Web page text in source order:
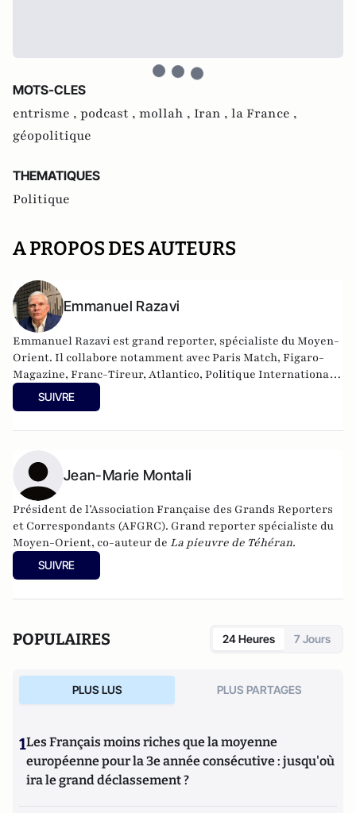
MOTS-CLES
entrisme , podcast , mollah , Iran , la France ,
géopolitique
THEMATIQUES
Politique
A PROPOS DES AUTEURS
Emmanuel Razavi
Emmanuel Razavi est grand reporter, spécialiste du Moyen-
Orient. Il collabore notamment avec Paris Match, Figaro-
Magazine, Franc-Tireur, Atlantico, Politique Internationale,
Écran de Veille et Valeurs Actuelles. Il a réalisé plusieurs
documentaires sur les groupes islamistes au Moyen-Orient,
les ingérences et les réseaux d’espionnage de la République
islamique d’Iran en France et en Europe. Il intervient
régulièrement sur les ondes d’Europe 1, Sud Radio, LCI et
CNews, pour parler du Moyen-Orient et de l’Iran. Il est
diplômé en géopolitique et relations internationales (IEP).
SUIVRE
Jean-Marie Montali
Président de l’Association Française des Grands Reporters
et Correspondants (AFGRC). Grand reporter spécialiste du
Moyen-Orient, co-auteur de La pieuvre de Téhéran.
SUIVRE
POPULAIRES 24 Heures 7 Jours
PLUS LUS PLUS PARTAGES
1Les Français moins riches que la moyenne
européenne pour la 3e année consécutive : jusqu'où
ira le grand déclassement ?